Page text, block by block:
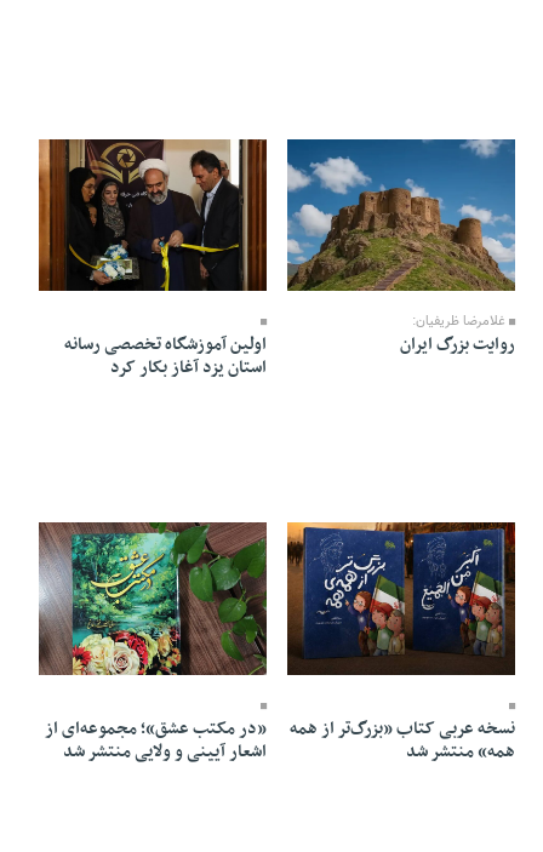
06 Mordad 1405 - 08:08
غلامرضا ظریفیان:
روایت بزرگ ایران
05 Mordad 1405 - 20:36
اولین آموزشگاه تخصصی رسانه
استان یزد آغاز بکار کرد
05 Mordad 1405 - 06:02
نسخه عربی کتاب «بزرگ‌تر از همه‌
همه» منتشر شد
05 Mordad 1405 - 06:01
«در مکتب عشق»؛ مجموعه‌ای از
اشعار آیینی و ولایی منتشر شد